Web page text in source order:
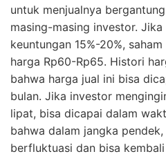
untuk menjualnya
masing-masing investor.
keuntungan 15%-20%,
harga Rp60-Rp65. Histori
bahwa harga jual ini bisa
bulan. Jika investor
lipat, bisa dicapai dalam
bahwa dalam jangka
berfluktuasi dan bisa